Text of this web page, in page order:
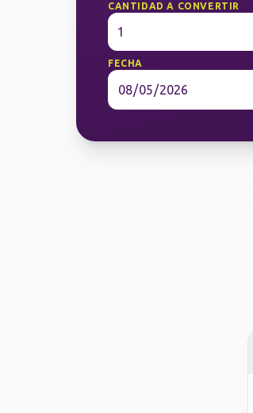
CANTIDAD A CONVERTIR
FECHA